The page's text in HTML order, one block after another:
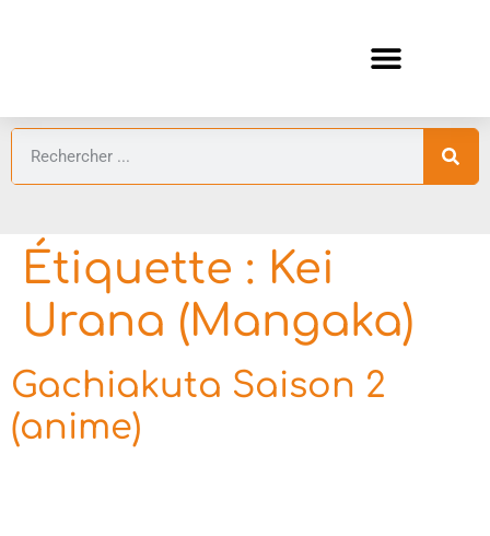
Étiquette : Kei
Urana (Mangaka)
Gachiakuta Saison 2
(anime)